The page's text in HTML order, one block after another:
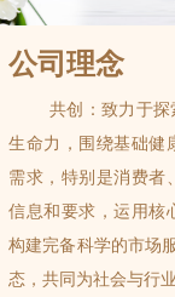
公司理念
共创：致力于探
生命力，围绕基础健
需求，特别是消费者
信息和要求，运用核
构建完备科学的市场
态，共同为社会与行